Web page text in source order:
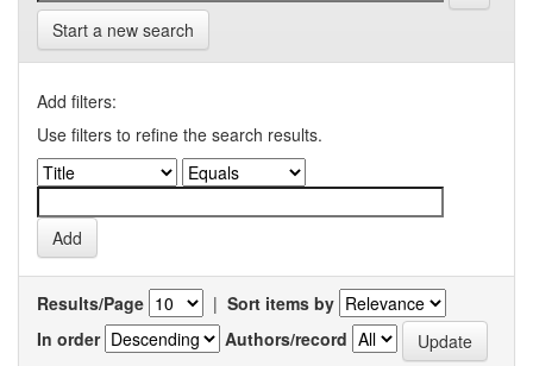
Start a new search
Add filters:
Use filters to refine the search results.
Results/Page | Sort items by
In order
Authors/record